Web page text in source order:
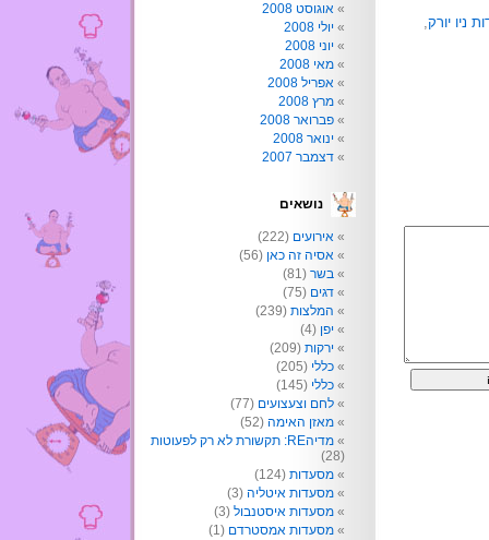
ניו יורק,
אוגוסט 2008
יולי 2008
יוני 2008
מאי 2008
אפריל 2008
מרץ 2008
פברואר 2008
ינואר 2008
דצמבר 2007
נושאים
אירועים (222)
אסיה זה כאן (56)
בשר (81)
דגים (75)
המלצות (239)
יפן (4)
ירקות (209)
כללי (205)
כללי (145)
לחם וצעצועים (77)
מאזן האימה (52)
מדיהRE: תקשורת לא רק לפעוטות
(28)
מסעדות (124)
מסעדות איטליה (3)
מסעדות איסטנבול (3)
מסעדות אמסטרדם (1)